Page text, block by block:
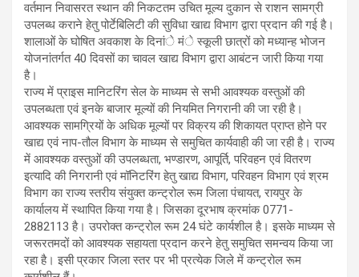
वर्तमान निवासरत स्थान की निकटतम उचित मूल्य दुकान से राशन सामग्री
उपलब्ध कराने हेतु पोर्टेबिलिटी की सुविधा खाद्य विभाग द्वारा प्रदान की गई है।
शालाओं के घोषित अवकाश के दिनांे मंे स्कूली छात्रों को मध्यान्ह भोजन
योजनांतर्गत 40 दिवसों का चावल खाद्य विभाग द्वारा आबंटन जारी किया गया
है।
राज्य में प्राइस मानिटरिंग सेल के माध्यम से सभी आवश्यक वस्तुओं की
उपलब्धता एवं इनके बाजार मूल्यों की नियमित निगरानी की जा रही है।
आवश्यक सामग्रियों के अधिक मूल्यों पर विक्रय की शिकायत प्राप्त होने पर
खाद्य एवं नाप-तौल विभाग के माध्यम से समुचित कार्यवाही की जा रही है। राज्य
में आवश्यक वस्तुओं की उपलब्धता, भण्डारण, आपूर्ति, परिवहन एवं वितरण
इत्यादि की निगरानी एवं मॉनिटरिंग हेतु खाद्य विभाग, परिवहन विभाग एवं श्रम
विभाग का राज्य स्तरीय संयुक्त कन्ट्रोल रूम जिला पंचायत, रायपुर के
कार्यालय में स्थापित किया गया है। जिसका दूरभाष क्रमांक 0771-
2882113 है। उपरोक्त कन्ट्रोल रूम 24 घंटे कार्यशील है। इसके माध्यम से
जरूरतमदों को आवश्यक सहायता प्रदान करने हेतु समुचित समन्वय किया जा
रहा है। इसी प्रकार जिला स्तर पर भी प्रत्येक जिले में कन्ट्रोल रूम